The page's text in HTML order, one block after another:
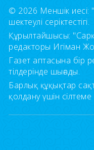
© 2026 Меншік иесі:
шектеулі серіктестігі.
Құрылтайшысы:
редакторы Игіман
Газет аптасына бір
тілдерінде шығады.
Барлық құқықтар
қолдану үшін сілтеме